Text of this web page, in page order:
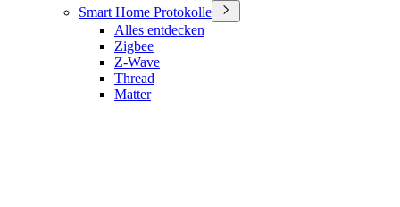
Smart Home Protokolle
Alles entdecken
Zigbee
Z-Wave
Thread
Matter